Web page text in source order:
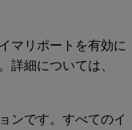
マリポートを有効に
詳細については、
ンです。すべてのイ